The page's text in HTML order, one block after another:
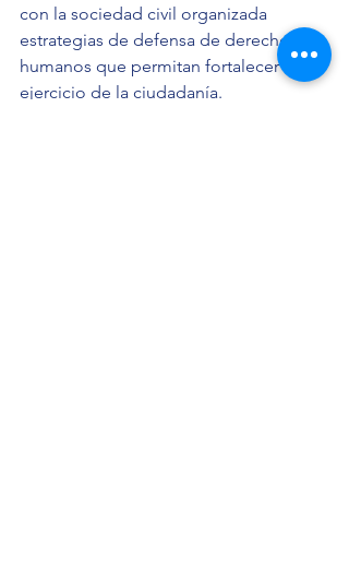
con la sociedad civil organizada
estrategias de defensa de derechos
humanos que permitan fortalecer el
ejercicio de la ciudadanía.